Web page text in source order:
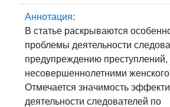
Аннотация:
В статье раскрываются
проблемы деятельности
предупреждению
несовершеннолетними
Отмечается значимость
деятельности следователей по